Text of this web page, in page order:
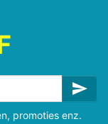
send
promoties enz.